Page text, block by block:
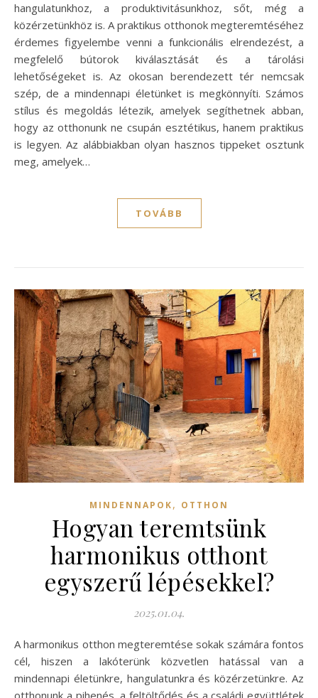
hangulatunkhoz, a produktivitásunkhoz, sőt, még a
közérzetünkhöz is. A praktikus otthonok megteremtéséhez
érdemes figyelembe venni a funkcionális elrendezést, a
megfelelő bútorok kiválasztását és a tárolási
lehetőségeket is. Az okosan berendezett tér nemcsak
szép, de a mindennapi életünket is megkönnyíti. Számos
stílus és megoldás létezik, amelyek segíthetnek abban,
hogy az otthonunk ne csupán esztétikus, hanem praktikus
is legyen. Az alábbiakban olyan hasznos tippeket osztunk
meg, amelyek…
TOVÁBB
MINDENNAPOK, OTTHON
Hogyan teremtsünk
harmonikus otthont
egyszerű lépésekkel?
2025.01.04.
A harmonikus otthon megteremtése sokak számára fontos
cél, hiszen a lakóterünk közvetlen hatással van a
mindennapi életünkre, hangulatunkra és közérzetünkre. Az